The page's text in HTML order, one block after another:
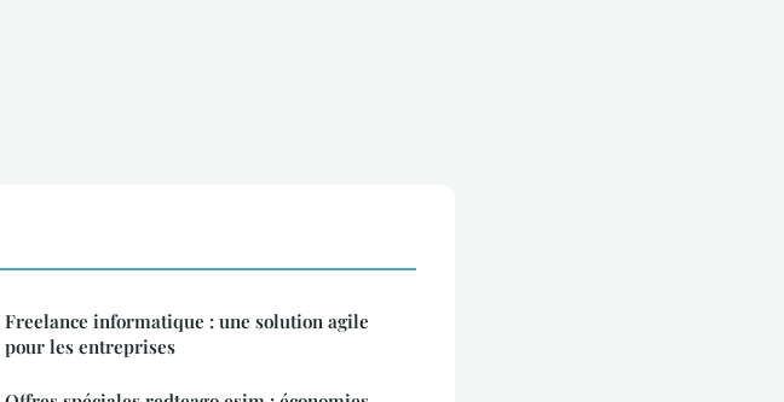
Freelance informatique : une solution agile
pour les entreprises